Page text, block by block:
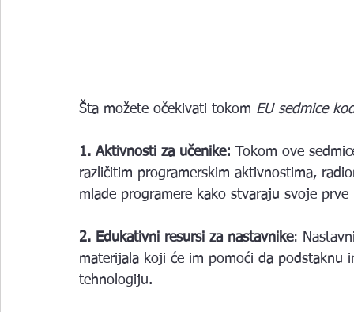
Šta možete očekivati tokom EU sedmice
1. Aktivnosti za učenike: Tokom ove
različitim programerskim aktivnostima,
mlade programere kako stvaraju svoje
2. Edukativni resursi za nastavnike:
materijala koji će im pomoći da podstaknu
tehnologiju.